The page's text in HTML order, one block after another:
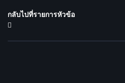
กลับไปที่รายการหัวข้อ